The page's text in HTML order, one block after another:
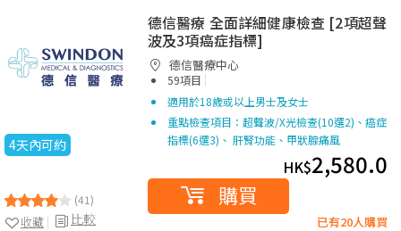
4天內可約
(41)
比較
收藏
德信醫療 全面詳細健康檢查 [2項超聲
波及3項癌症指標]
德信醫療中心
59項目 |
適用於18歲或以上男士及女士
重點檢查項目：超聲波/X光檢查(10選2)、癌症
指標(6選3)、 肝腎功能、甲狀腺痛風
HK$2,580.0
購買
已有20人購買